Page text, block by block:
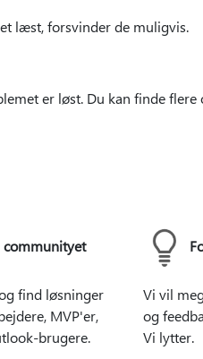
læst, forsvinder de muligvis.
er løst. Du kan finde flere
find løsninger
MVP'er,
brugere.
Vi vil
og
Vi lytter.